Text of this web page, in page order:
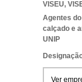
VISEU,
Agentes
calçado e
UNIP
Ver